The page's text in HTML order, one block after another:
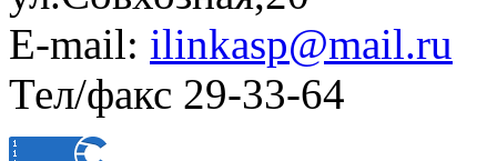
E-mail: ilinkasp@mail.ru
Тел/факс 29-33-64